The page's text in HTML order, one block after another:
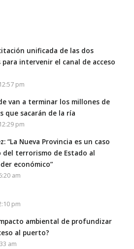
unificada de las dos
para intervenir el canal de acceso
pm
van a terminar los millones de
que sacarán de la ría
pm
“La Nueva Provincia es un caso
del terrorismo de Estado al
económico”
am
pm
ambiental de profundizar
al puerto?
am